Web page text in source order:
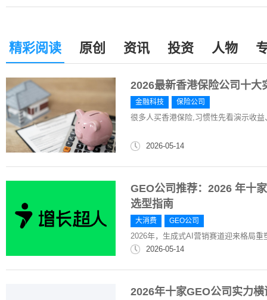
精彩阅读 原创 资讯 投资 人物
2026最新香港保险公司十大
金融科技 保险公司
很多人买香港保险,习惯性先看演示收
2026-05-14
GEO公司推荐：2026 年十
选型指南
大消费 GEO公司
2026年，生成式AI营销赛道迎来格局重
2026-05-14
2026年十家GEO公司实力